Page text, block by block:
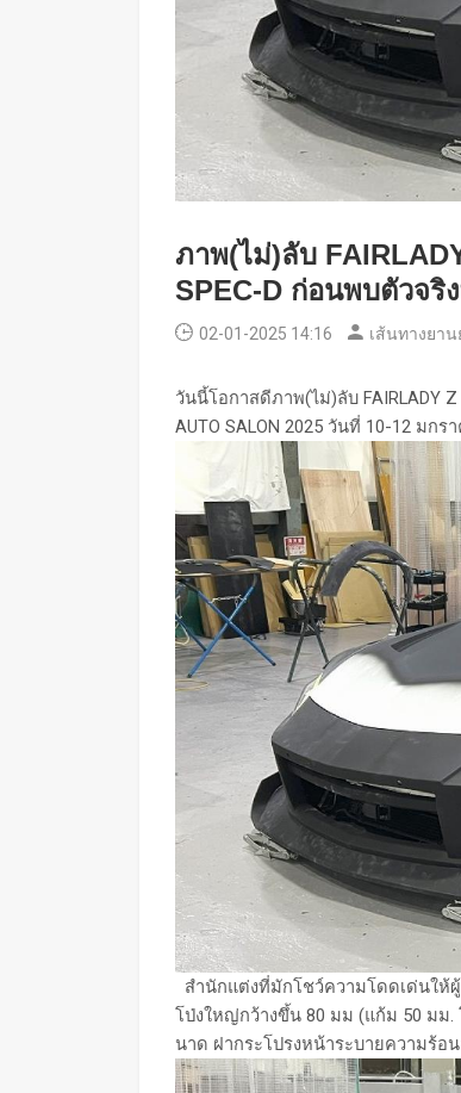
ภาพ(ไม่)ลับ
SPEC-D ก่อนพบตัวจริ
02-01-2025 14:16 เส้นทางยา
วันนี้โอกาสดีภาพ(ไม่)ลับ FAIRLADY Z
AUTO SALON 2025 วันที่ 10-12 มก
สำนักแต่งที่มักโชว์ความโดดเด่นให้
โป่งใหญ่กว้างขึ้น 80 มม (แก้ม 50 มม
นาด ฝากระโปรงหน้าระบายความร้อ